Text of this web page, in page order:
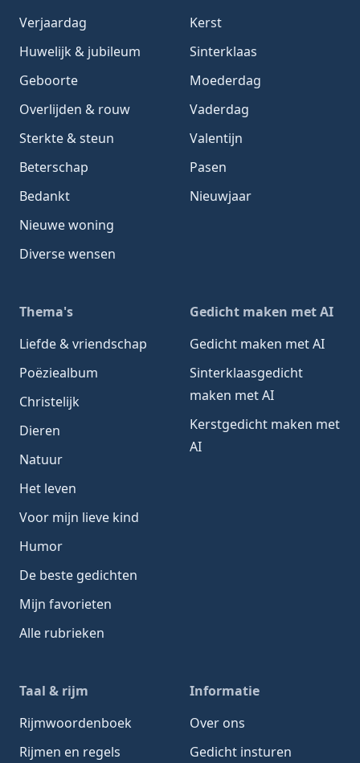
Verjaardag
Huwelijk & jubileum
Geboorte
Overlijden & rouw
Sterkte & steun
Beterschap
Bedankt
Nieuwe woning
Diverse wensen
Kerst
Sinterklaas
Moederdag
Vaderdag
Valentijn
Pasen
Nieuwjaar
Thema's
Liefde & vriendschap
Poëziealbum
Christelijk
Dieren
Natuur
Het leven
Voor mijn lieve kind
Humor
De beste gedichten
Mijn favorieten
Alle rubrieken
Gedicht maken met AI
Gedicht maken met AI
Sinterklaasgedicht
maken met AI
Kerstgedicht maken met
AI
Taal & rijm
Rijmwoordenboek
Rijmen en regels
Informatie
Over ons
Gedicht insturen